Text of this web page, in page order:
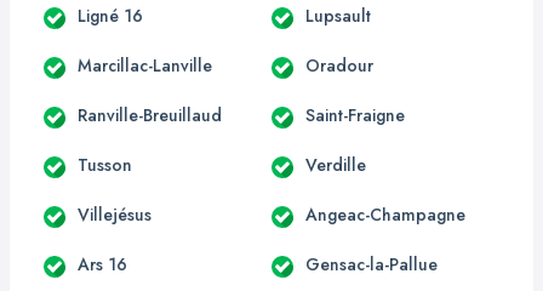
Ligné 16 Lupsault
Marcillac-Lanville Oradour
Ranville-Breuillaud Saint-Fraigne
Tusson Verdille
Villejésus Angeac-Champagne
Ars 16 Gensac-la-Pallue